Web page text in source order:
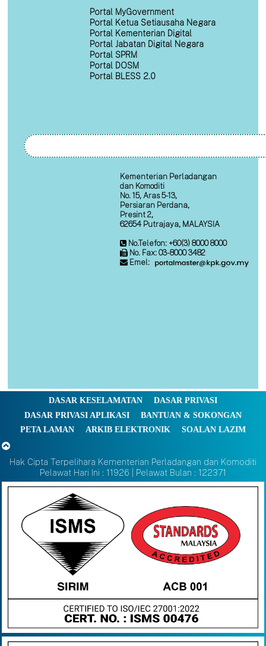
Portal MyGovernment
Portal Ketua Setiausaha Negara
Portal Kementerian Digital
Portal Jabatan Digital Negara
Portal SPRM
Portal DOSM
Portal BLESS 2.0
Kementerian Perladangan
dan Komoditi
No. 15, Aras 5-13,
Persiaran Perdana,
Presint 2,
62654 Putrajaya, MALAYSIA
No.Telefon: +60(3) 8000 8000
No. Fax: 03-8000 3482
Emel:
DASAR KESELAMATAN
DASAR PRIVASI
DASAR PRIVASI APLIKASI
BANTUAN & SOKONGAN
PETA LAMAN
ARKIB ELEKTRONIK SOALAN LAZIM
Hak Cipta Terpelihara Kementerian Perladangan dan Komoditi
Pelawat Hari Ini : 11926 | Pelawat Bulan : 122371